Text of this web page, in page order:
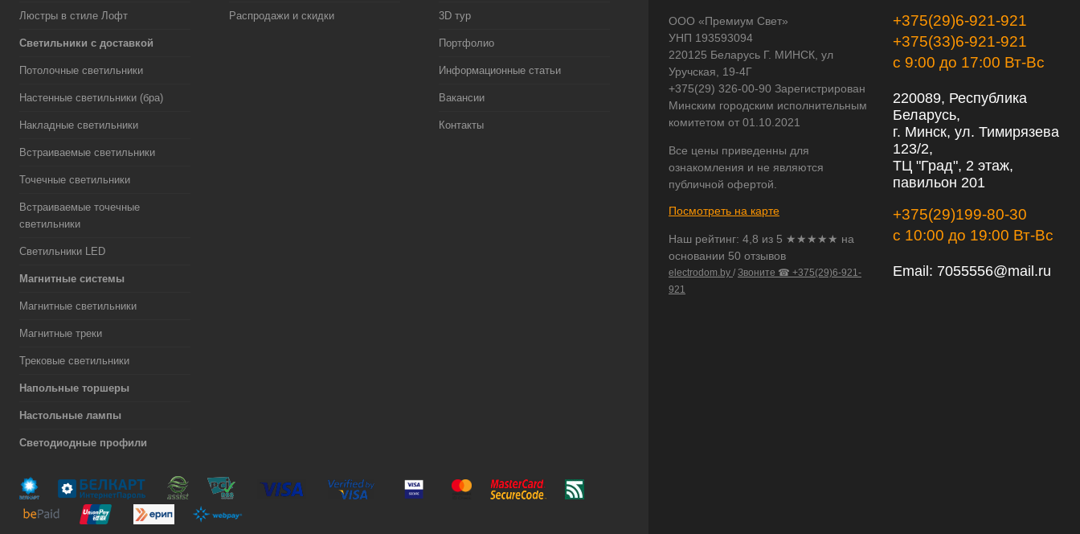
Люстры в стиле Лофт
Светильники с доставкой
Потолочные светильники
Настенные светильники (бра)
Накладные светильники
Встраиваемые светильники
Точечные светильники
Встраиваемые точечные
светильники
Светильники LED
Магнитные системы
Магнитные светильники
Магнитные треки
Трековые светильники
Напольные торшеры
Настольные лампы
Светодиодные профили
Распродажи и скидки 3D тур
Портфолио
Информационные статьи
Вакансии
Контакты
ООО «Премиум Свет»
УНП 193593094
220125 Беларусь Г. МИНСК, ул
Уручская, 19-4Г
+375(29) 326-00-90 Зарегистрирован
Минским городским исполнительным
комитетом от 01.10.2021
Все цены приведенны для
ознакомления и не являются
публичной офертой.
Посмотреть на карте
Наш рейтинг: 4,8 из 5 ★★★★★ на
основании 50 отзывов
electrodom.by / Звоните ☎ +375(29)6-921-
921
+375(29)6-921-921
+375(33)6-921-921
с 9:00 до 17:00 Вт-Вс
220089, Республика
Беларусь,
г. Минск, ул. Тимирязева
123/2,
ТЦ "Град", 2 этаж,
павильон 201
+375(29)199-80-30
с 10:00 до 19:00 Вт-Вс
Email: 7055556@mail.ru